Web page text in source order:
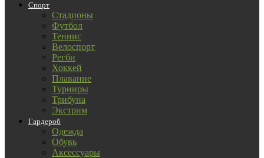
Спорт
Стадионы
Футбол
Теннис
Велоспорт
Регби
Хоккей
Плавание
Турниры
Трибуна
Экстрим
Гардероб
Одежда
Обувь
Аксессуары